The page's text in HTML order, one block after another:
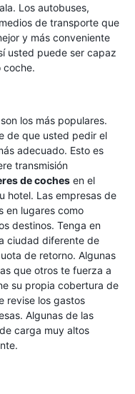
Los autobuses,
de transporte que
y más conveniente
usted puede ser capaz
coche.
los más populares.
de que usted pedir el
adecuado. Esto es
transmisión
de coches en el
hotel. Las empresas de
en lugares como
destinos. Tenga en
ciudad diferente de
de retorno. Algunas
que otros te fuerza a
su propia cobertura de
revise los gastos
Algunas de las
de carga muy altos